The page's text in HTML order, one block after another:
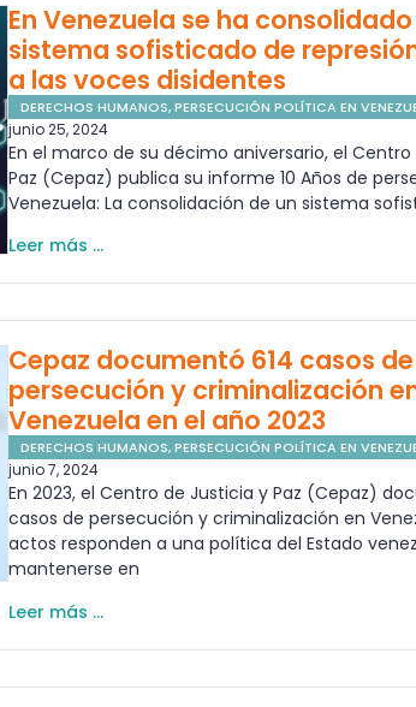
En Venezuela se ha
sistema sofisticado de
a las voces disidentes
DERECHOS HUMANOS,PERSECUCIÓN POLÍTICA EN
junio 25, 2024
En el marco de su décimo aniversario, el
Paz (Cepaz) publica su informe 10 Años de
Venezuela: La consolidación de un sistema
Leer más ...
Cepaz documentó 614 casos de
persecución y criminalización
Venezuela en el año 2023
DERECHOS HUMANOS,PERSECUCIÓN POLÍTICA EN
junio 7, 2024
En 2023, el Centro de Justicia y Paz (Cepaz)
casos de persecución y criminalización en
actos responden a una política del Estado
mantenerse en
Leer más ...